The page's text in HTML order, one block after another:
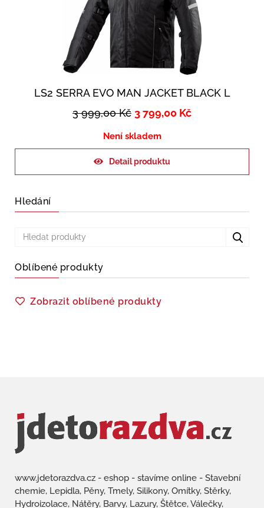
LS2 SERRA EVO MAN JACKET BLACK L
3 999,00Kč 3 799,00 Kč
Není skladem
Detail produktu
Hledání
Oblíbené produkty
Zobrazit oblíbené produkty
www.jdetorazdva.cz - eshop - stavíme online - Stavební
chemie, Lepidla, Pěny, Tmely, Silikony, Omítky, Stěrky,
Hydroizolace, Nátěry, Barvy, Lazury, Štětce, Válečky,